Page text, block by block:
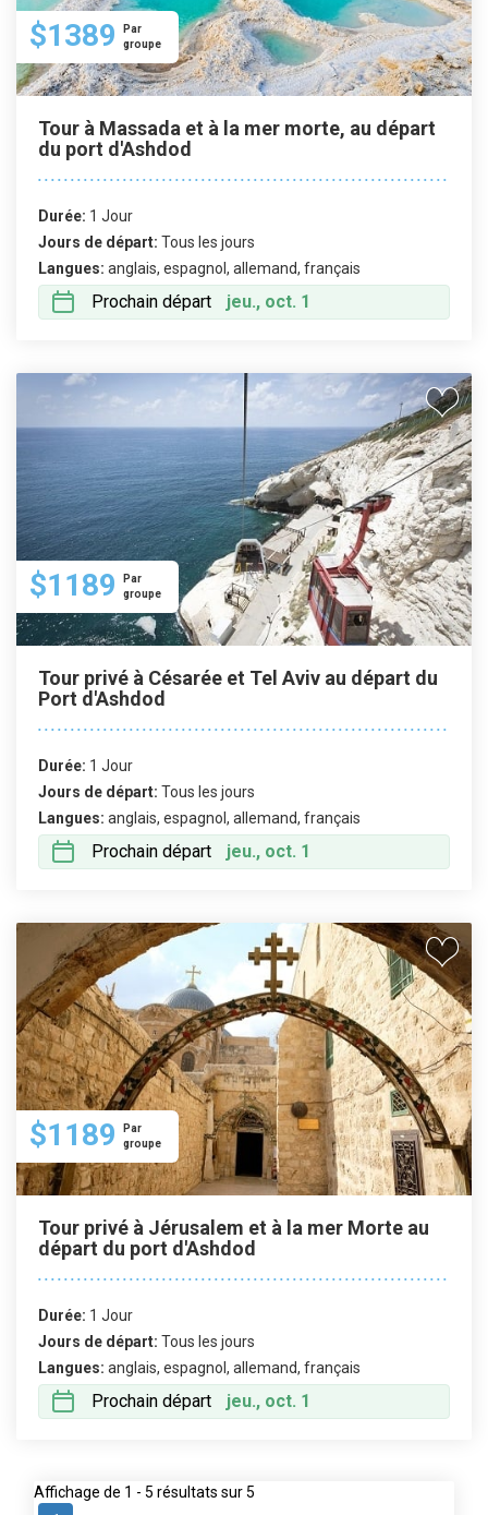
$1389
Par
groupe
Tour à Massada et à la mer morte, au départ
du port d'Ashdod
Durée: 1 Jour
Jours de départ: Tous les jours
Langues: anglais, espagnol, allemand, français
Prochain départ jeu., oct. 1
$1189
Par
groupe
Tour privé à Césarée et Tel Aviv au départ du
Port d'Ashdod
Durée: 1 Jour
Jours de départ: Tous les jours
Langues: anglais, espagnol, allemand, français
Prochain départ jeu., oct. 1
$1189
Par
groupe
Tour privé à Jérusalem et à la mer Morte au
départ du port d'Ashdod
Durée: 1 Jour
Jours de départ: Tous les jours
Langues: anglais, espagnol, allemand, français
Prochain départ jeu., oct. 1
Affichage de 1 - 5 résultats sur 5